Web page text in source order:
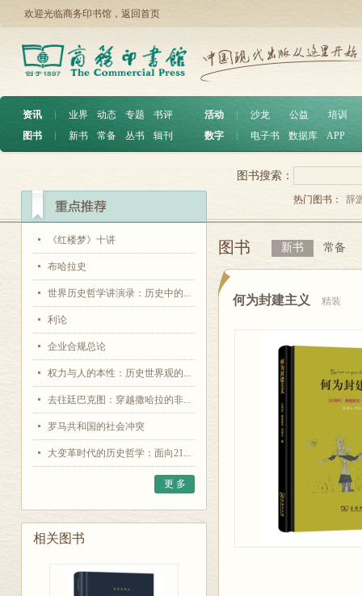
欢迎光临商务印书馆， 返回首页
资讯 ︱ 业界 动态 专题
书评
图书
︱ 新书 常备 丛书 辑刊
活动 沙龙 公益
培训
数字
电子书 数据库 APP
《红楼梦》十讲
布哈拉史
世界历史哲学讲演录：历史中的...
利论
企业合规总论
权力与人的本性：历史世界观的...
去往廷巴克图：穿越撒哈拉的非...
罗马共和国的社会冲突
大变革时代的历史哲学：面向21...
更 多
相关图书
图书搜索：
热门图书： 辞
图书 新书 常备
何为封建主义 精装